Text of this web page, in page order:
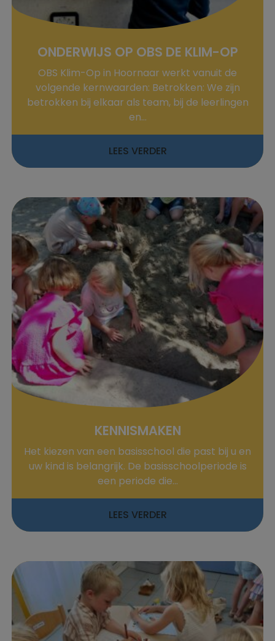
ONDERWIJS OP OBS DE KLIM-OP
OBS Klim-Op in Hoornaar werkt vanuit de
volgende kernwaarden: Betrokken: We zijn
betrokken bij elkaar als team, bij de leerlingen
en...
LEES VERDER
KENNISMAKEN
Het kiezen van een basisschool die past bij u en
uw kind is belangrijk. De basisschoolperiode is
een periode die...
LEES VERDER